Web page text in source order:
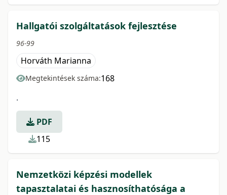
Hallgatói szolgáltatások fejlesztése
96-99
Horváth Marianna
Megtekintések száma:168
.
PDF
115
Nemzetközi képzési modellek
tapasztalatai és hasznosíthatósága a